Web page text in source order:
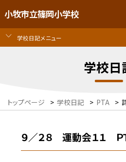
小牧市立篠岡小学校
学校日記メニュー
学校日
トップページ > 学校日記 > PTA >
９／２８ 運動会１１ Ｐ